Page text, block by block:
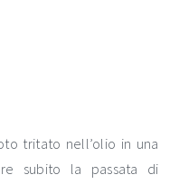
tritato nell’olio in una
subito la passata di